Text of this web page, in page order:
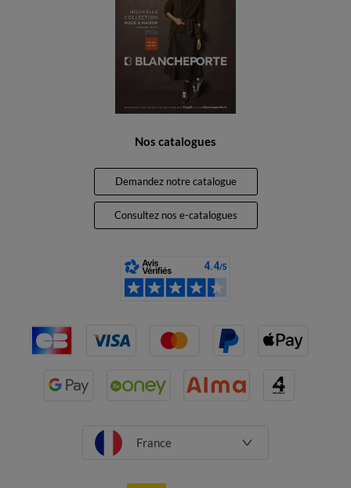
Nos catalogues
Demandez notre catalogue
Consultez nos e-catalogues
France